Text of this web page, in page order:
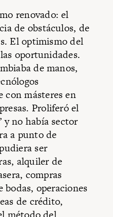
renovado: el
de obstáculos, de
El optimismo del
oportunidades.
de manos,
con másteres en
Proliferó el
no había sector
a punto de
ser
alquiler de
compras
operaciones
de crédito,